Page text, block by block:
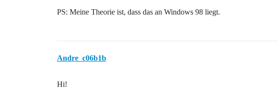
PS: Meine Theorie ist, dass das an Windows 98 liegt.
Andre_c06b1b
Hi!